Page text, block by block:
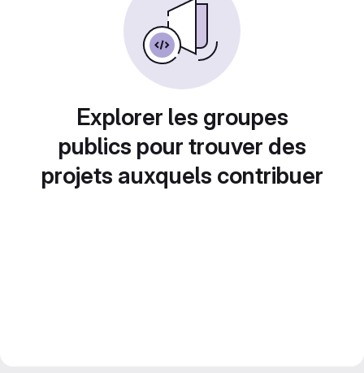
Explorer les groupes
publics pour trouver des
projets auxquels contribuer